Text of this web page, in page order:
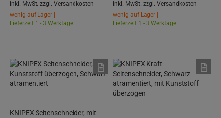
inkl. MwSt. zzgl. Versandkosten
wenig auf Lager |
Lieferzeit 1 - 3 Werktage
inkl. MwSt. zzgl. Versandkosten
wenig auf Lager |
Lieferzeit 1 - 3 Werktage
KNIPEX Seitenschneider, mit